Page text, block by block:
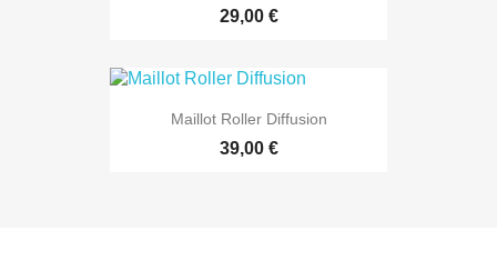
29,00 €
Maillot Roller Diffusion
39,00 €